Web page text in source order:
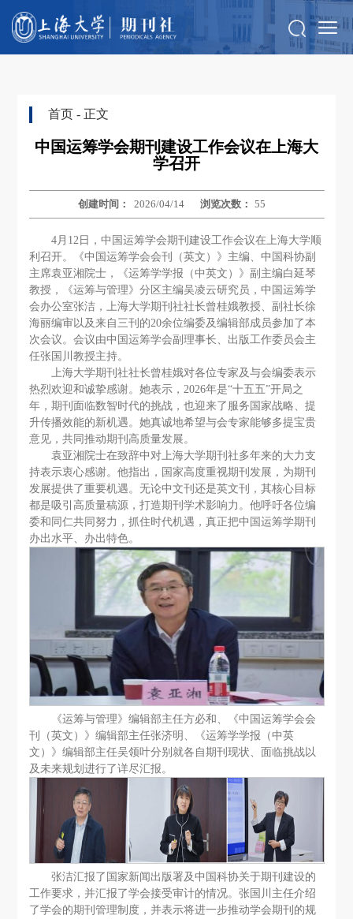
首页 - 正文
中国运筹学会期刊建设工作会议在上海大
学召开
创建时间： 2026/04/14 浏览次数： 55
4月12日，中国运筹学会期刊建设工作会议在上海大学顺
利召开。《中国运筹学会会刊（英文）》主编、中国科协副
主席袁亚湘院士，《运筹学学报（中英文）》副主编白延琴
教授，《运筹与管理》分区主编吴凌云研究员，中国运筹学
会办公室张洁，上海大学期刊社社长曾桂娥教授、副社长徐
海丽编审以及来自三刊的20余位编委及编辑部成员参加了本
次会议。会议由中国运筹学会副理事长、出版工作委员会主
任张国川教授主持。
上海大学期刊社社长曾桂娥对各位专家及与会编委表示
热烈欢迎和诚挚感谢。她表示，2026年是“十五五”开局之
年，期刊面临数智时代的挑战，也迎来了服务国家战略、提
升传播效能的新机遇。她真诚地希望与会专家能够多提宝贵
意见，共同推动期刊高质量发展。
袁亚湘院士在致辞中对上海大学期刊社多年来的大力支
持表示衷心感谢。他指出，国家高度重视期刊发展，为期刊
发展提供了重要机遇。无论中文刊还是英文刊，其核心目标
都是吸引高质量稿源，打造期刊学术影响力。他呼吁各位编
委和同仁共同努力，抓住时代机遇，真正把中国运筹学期刊
办出水平、办出特色。
《运筹与管理》编辑部主任方必和、《中国运筹学会会
刊（英文）》编辑部主任张济明、《运筹学学报（中英
文）》编辑部主任吴领叶分别就各自期刊现状、面临挑战以
及未来规划进行了详尽汇报。
张洁汇报了国家新闻出版署及中国科协关于期刊建设的
工作要求，并汇报了学会接受审计的情况。张国川主任介绍
了学会的期刊管理制度，并表示将进一步推动学会期刊的规